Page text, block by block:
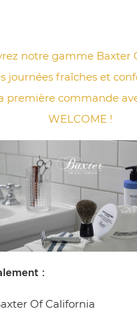
notre gamme Baxter
journées fraîches et
première commande
WELCOME !
:
Of California